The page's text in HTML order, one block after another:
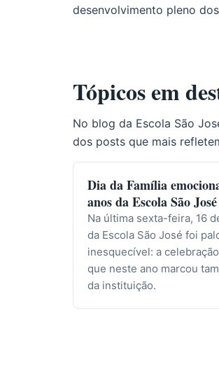
desenvolvimento pleno
Tópicos em
No blog da Escola São
dos posts que mais
Dia da Família
anos da Escola São José
Na última sexta-feira, 16
da Escola São José foi
inesquecível: a
que neste ano marcou
da instituição.